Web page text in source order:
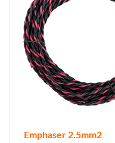
Emphaser 2.5mm2